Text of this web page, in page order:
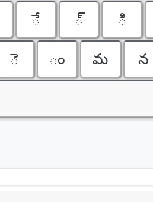
ే ్ ి
ె ం మ న